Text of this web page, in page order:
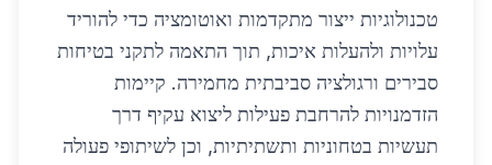
טכנולוגיות ייצור מתקדמות ואוטומציה כדי להוריד
עלויות ולהעלות איכות, תוך התאמה לתקני בטיחות
סבירים ורגולציה סביבתית מחמירה. קיימות
הזדמנויות להרחבת פעילות ליצוא עקיף דרך
תעשיות בטחוניות ותשתיתיות, וכן לשיתופי פעולה